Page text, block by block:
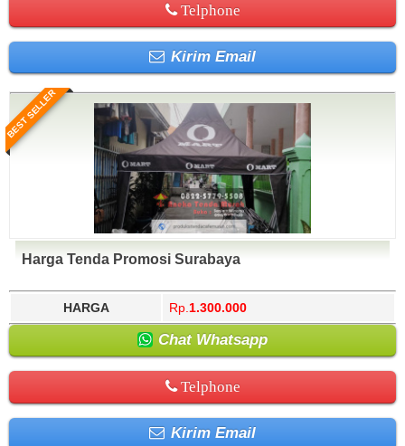
Telphone
Kirim Email
BEST SELLER
Harga Tenda Promosi Surabaya
HARGA Rp. 1.300.000
Chat Whatsapp
Telphone
Kirim Email